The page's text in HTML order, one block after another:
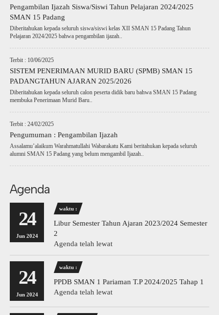
Pengambilan Ijazah Siswa/Siswi Tahun Pelajaran 2024/2025
SMAN 15 Padang
Diberitahukan kepada seluruh siswa/siswi kelas XII SMAN 15 Padang Tahun
Pelajaran 2024/2025 bahwa pengambilan ijazah..
Terbit : 10/06/2025
SISTEM PENERIMAAN MURID BARU (SPMB) SMAN 15
PADANGTAHUN AJARAN 2025/2026
Diberitahukan kepada seluruh calon peserta didik baru bahwa SMAN 15 Padang
membuka Penerimaan Murid Baru..
Terbit : 24/02/2025
Pengumuman : Pengambilan Ijazah
Assalamu’alaikum Warahmatullahi Wabarakatu Kami beritahukan kepada seluruh
alumni SMAN 15 Padang yang belum mengambil Ijazah..
Agenda
24
Jun 2024
waktu :
Libur Semester Tahun Ajaran 2023/2024 Semester
2
Agenda telah lewat
24
Jun 2024
waktu :
PPDB SMAN 1 Pariaman T.P 2024/2025 Tahap 1
Agenda telah lewat